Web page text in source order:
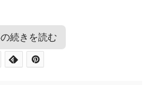
続きを読む